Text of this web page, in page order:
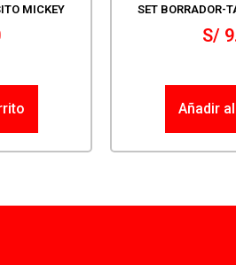
MICKEY SET BORRADOR-
S/
Añadir